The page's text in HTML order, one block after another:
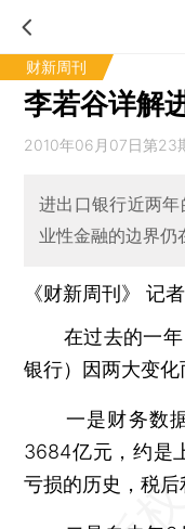
财新周刊
李若谷详解
2010年06月07日第23
进出口银行近两
业性金融的边界仍
《财新周刊》 记
在过去的一年
银行）因两大变化
一是财务数据
3684亿元，约是
亏损的历史，税后